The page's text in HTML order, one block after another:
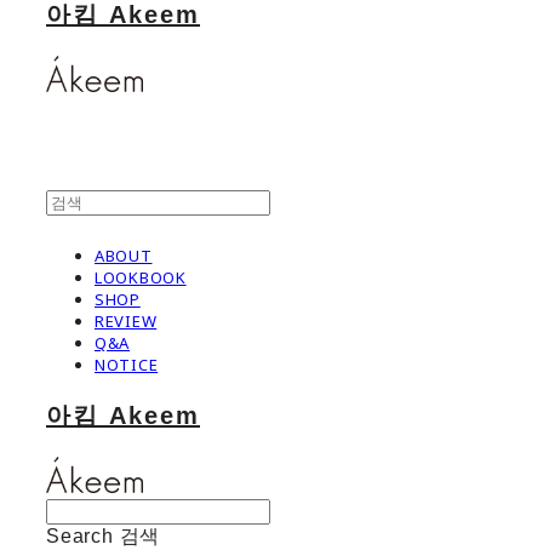
아킴 Akeem
ABOUT
LOOKBOOK
SHOP
REVIEW
Q&A
NOTICE
아킴 Akeem
Search 검색